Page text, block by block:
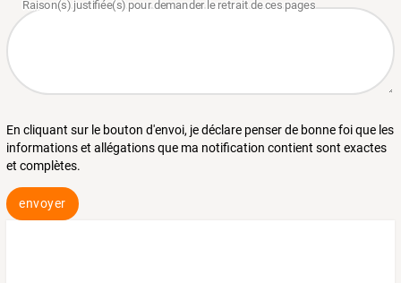
En cliquant sur le bouton d'envoi, je déclare penser de bonne foi que les
informations et allégations que ma notification contient sont exactes
et complètes.
envoyer